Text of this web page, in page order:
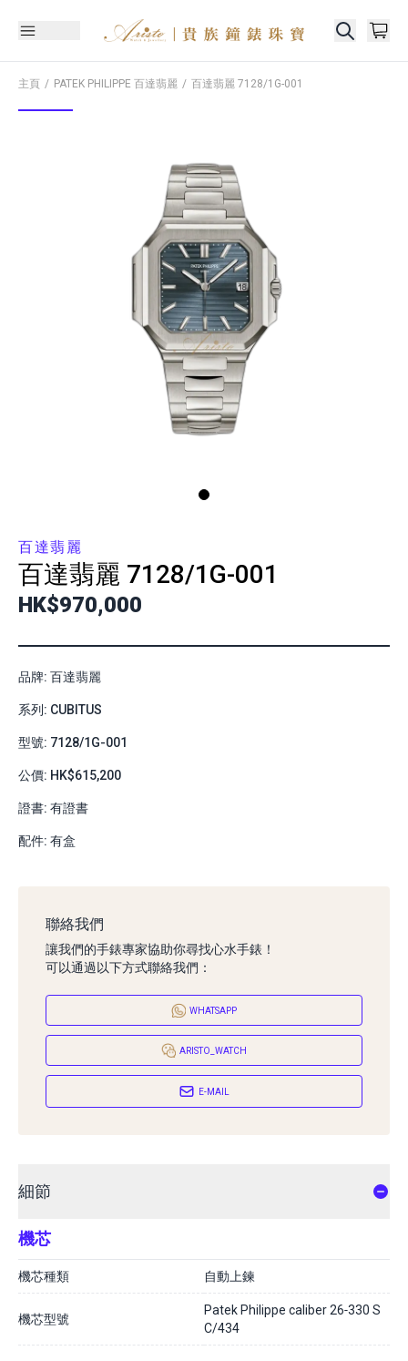
主頁 PATEK PHILIPPE 百達翡麗 百達翡麗 7128/1G-001
百達翡麗
百達翡麗 7128/1G-001
HK$970,000
品牌: 百達翡麗
系列: CUBITUS
型號: 7128/1G-001
公價: HK$615,200
證書: 有證書
配件: 有盒
聯絡我們
讓我們的手錶專家協助你尋找心水手錶！
可以通過以下方式聯絡我們：
WHATSAPP
ARISTO_WATCH
E-MAIL
細節
機芯
機芯種類 自動上鍊
機芯型號
Patek Philippe caliber 26‑330 S
C/434